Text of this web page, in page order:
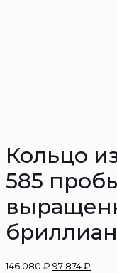
Кольцо
585
146 080₽97 874₽